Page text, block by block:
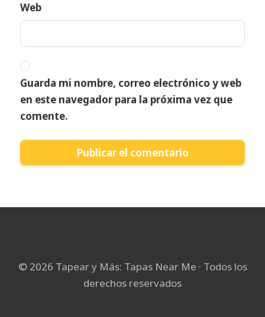
Web
Guarda mi nombre, correo electrónico y web
en este navegador para la próxima vez que
comente.
© 2026 Tapear y Más: Tapas Near Me · Todos los
derechos reservados